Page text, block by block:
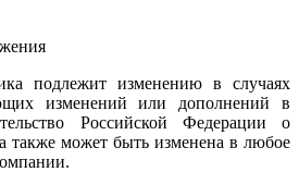
подлежит изменению в случаях
изменений или дополнений в
Российской Федерации о
также может быть изменена в любое